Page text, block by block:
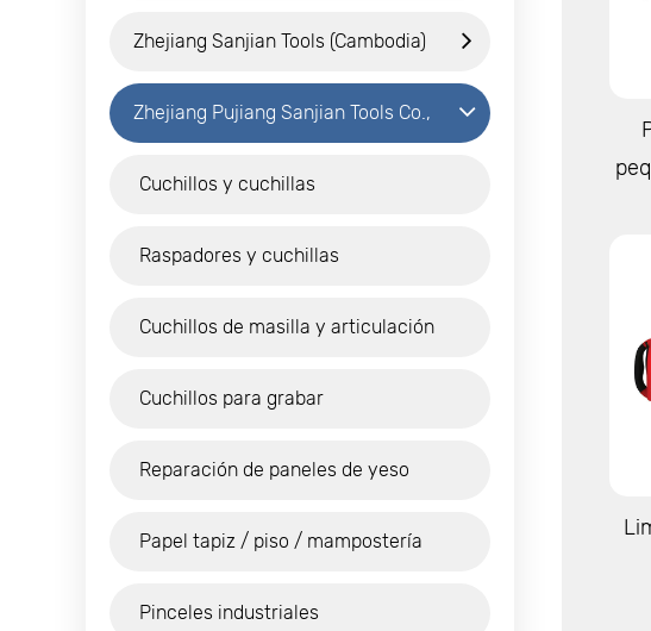
Co., Ltd.
Zhejiang Sanjian Tools (Cambodia)
Co., Ltd.
Zhejiang Pujiang Sanjian Tools Co.,
Ltd.
Cuchillos y cuchillas
Raspadores y cuchillas
Cuchillos de masilla y articulación
Cuchillos para grabar
Reparación de paneles de yeso
Papel tapiz / piso / mampostería
Pinceles industriales